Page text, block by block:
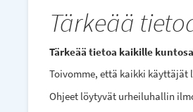
Tärkeää
Tärkeää tietoa kaikille
Toivomme, että kaikki käyttäjät
Ohjeet löytyvät urheiluhallin